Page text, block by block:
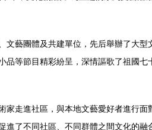
藝團體及共建單位，先后舉辦了大型
等節目精彩紛呈，深情謳歌了祖國七
走進社區，與本地文藝愛好者進行面
了不同社區、不同群體之間文化的融